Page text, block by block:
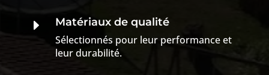
E
Matériaux de qualité
Sélectionnés pour leur performance et
leur durabilité.